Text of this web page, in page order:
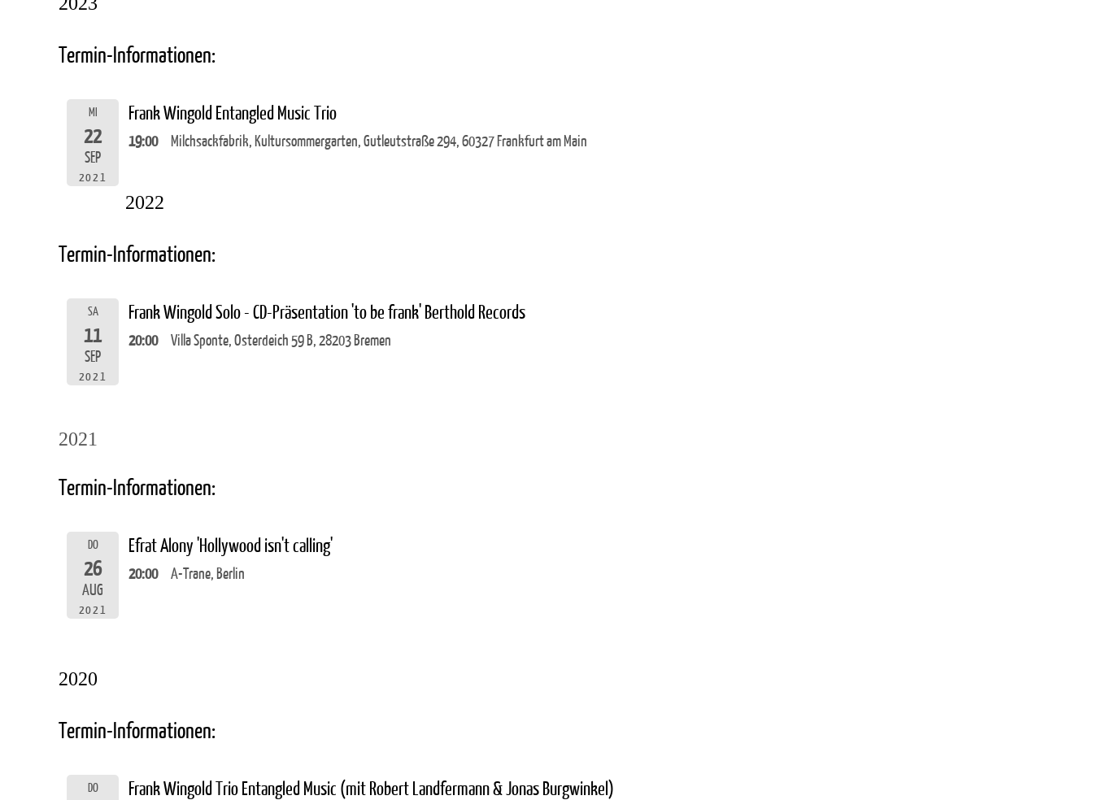
Termin-Informationen:
MI
22
SEP
2021
Frank Wingold Entangled Music Trio
19:00 Milchsackfabrik, Kultursommergarten, Gutleutstraße 294, 60327 Frankfurt am Main
2022
Termin-Informationen:
SA
11
SEP
2021
Frank Wingold Solo - CD-Präsentation 'to be frank' Berthold Records
20:00 Villa Sponte, Osterdeich 59 B, 28203 Bremen
2021
Termin-Informationen:
DO
26
AUG
2021
Efrat Alony 'Hollywood isn't calling'
20:00 A-Trane, Berlin
2020
Termin-Informationen:
DO Frank Wingold Trio Entangled Music (mit Robert Landfermann & Jonas Burgwinkel)